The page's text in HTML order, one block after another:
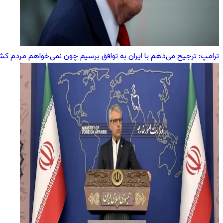
ترامپ: ترجیح می‌دهم با ایران به توافق برسیم چون نمی‌خواهم مردم